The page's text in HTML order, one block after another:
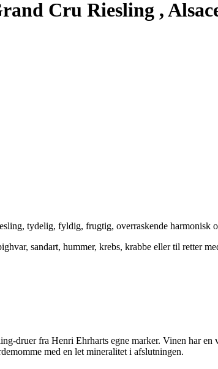
Cru Riesling ,
tydelig, fyldig, frugtig, overraskende harmonisk
sandart, hummer, krebs, krabbe eller til retter
druer fra Henri Ehrharts egne marker. Vinen har
med en let mineralitet i afslutningen.